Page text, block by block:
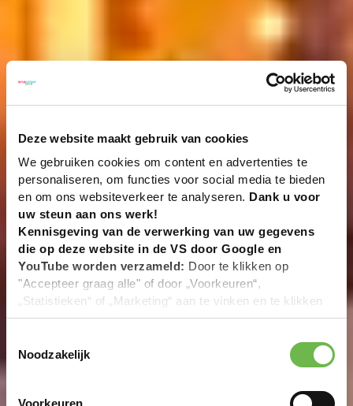
Deze website maakt gebruik van cookies
We gebruiken cookies om content en advertenties te
personaliseren, om functies voor social media te bieden
en om ons websiteverkeer te analyseren. Dank u voor
uw steun aan ons werk!
Kennisgeving van de verwerking van uw gegevens
die op deze website in de VS door Google en
YouTube worden verzameld: Door te klikken op
"Accepteer graag alle" of door „Voorkeuren“,
„Statistieken“ of „Marketing“ aan te vinken en te klikken
op "Selectie handmatig instellen", stemt u er ook mee in
overeenstemming met Art. 49 (1) zin 1 lit. a DSGVO. De
VS zijn door het Europees Hof van Justitie beoordeeld
Noodzakelijk
Voorkeuren